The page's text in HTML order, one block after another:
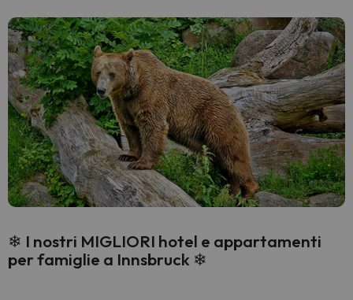
❄ I nostri MIGLIORI hotel e appartamenti
per famiglie a Innsbruck ❄